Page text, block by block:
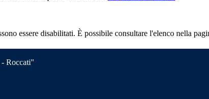
essere disabilitati. È possibile consultare l'elenco nella
Roccati"